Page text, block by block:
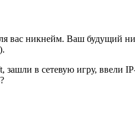
никнейм. Ваш будущий
в сетевую игру, ввели